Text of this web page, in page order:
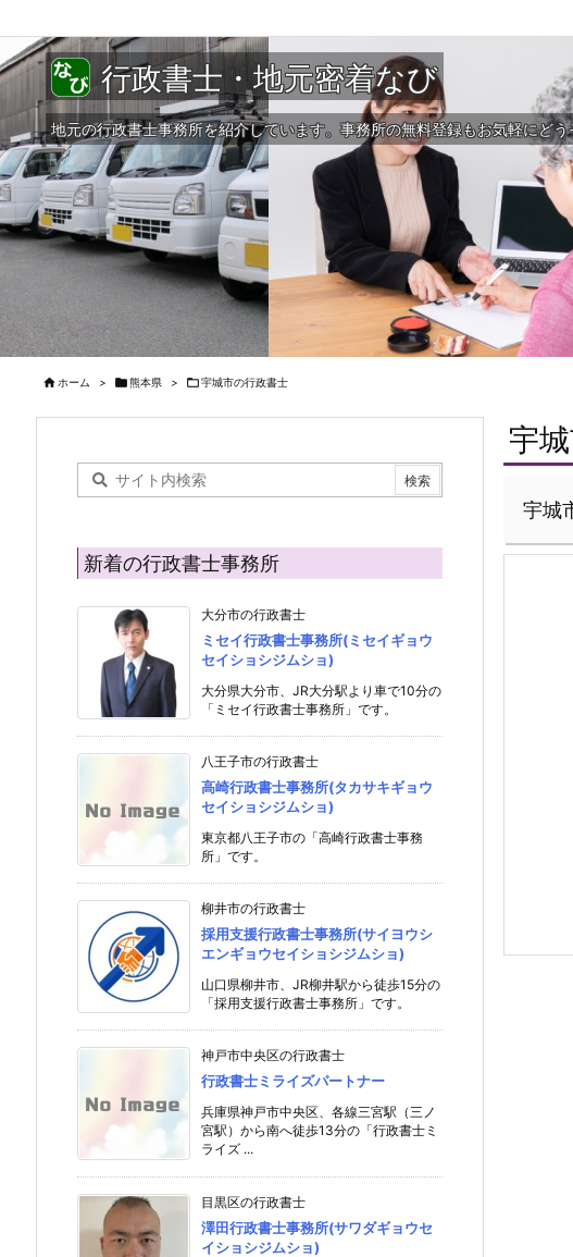
行政書士・地元密着なび
地元の行政書士事務所を紹介しています。事務所の無料登録もお気軽にどう
 ホーム > 熊本県 > 宇城市の行政書士
宇
宇城
新着の行政書士事務所
大分市の行政書士
ミセイ行政書士事務所(ミセイギョウ
セイショシジムショ)
大分県大分市、JR大分駅より車で10分の
「ミセイ行政書士事務所」です。
八王子市の行政書士
高崎行政書士事務所(タカサキギョウ
セイショシジムショ)
東京都八王子市の「高崎行政書士事務
所」です。
柳井市の行政書士
採用支援行政書士事務所(サイヨウシ
エンギョウセイショシジムショ)
山口県柳井市、JR柳井駅から徒歩15分の
「採用支援行政書士事務所」です。
神戸市中央区の行政書士
行政書士ミライズパートナー
兵庫県神戸市中央区、各線三宮駅（三ノ
宮駅）から南へ徒歩13分の「行政書士ミ
ライズ ...
目黒区の行政書士
澤田行政書士事務所(サワダギョウセ
イショシジムショ)